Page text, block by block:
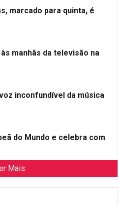
marcado para quinta, é
manhãs da televisão na
inconfundível da música
do Mundo e celebra com
Mais